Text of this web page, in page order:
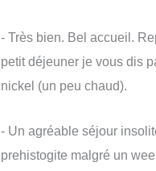
- Très bien. Bel accueil.
petit déjeuner je vous dis
nickel (un peu chaud).
- Un agréable séjour
prehistogite malgré un